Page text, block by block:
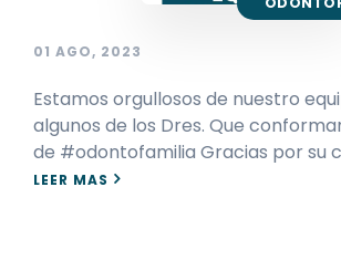
01 AGO, 2023
Estamos orgullosos de nuestro
algunos de los Dres. Que
de #odontofamilia Gracias por su
LEER MAS